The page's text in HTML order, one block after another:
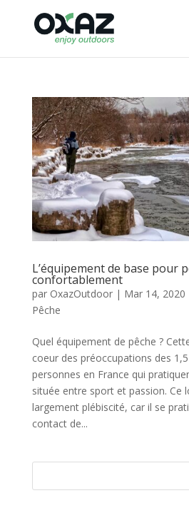
L’équipement de base pour
confortablement
par OxazOutdoor| Mar 14, 2020
Pêche
Quel équipement de pêche ?
coeur des préoccupations des
personnes en France qui
située entre sport et passion. Ce
largement plébiscité, car il se
contact de...